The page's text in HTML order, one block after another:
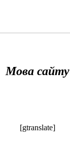
Мова сайту
[gtranslate]